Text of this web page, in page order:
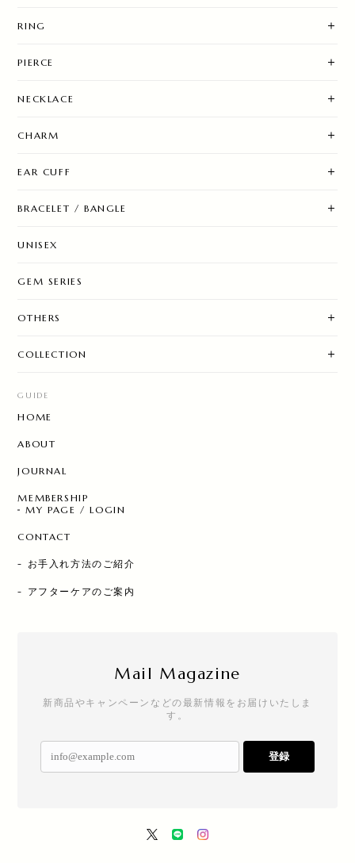
RING
PIERCE
NECKLACE
CHARM
EAR CUFF
BRACELET / BANGLE
UNISEX
GEM SERIES
OTHERS
COLLECTION
GUIDE
HOME
ABOUT
JOURNAL
MEMBERSHIP
MY PAGE / LOGIN
CONTACT
- お手入れ方法のご紹介
- アフターケアのご案内
Mail Magazine
新商品やキャンペーンなどの最新情報をお届けいたしま
す。
登録